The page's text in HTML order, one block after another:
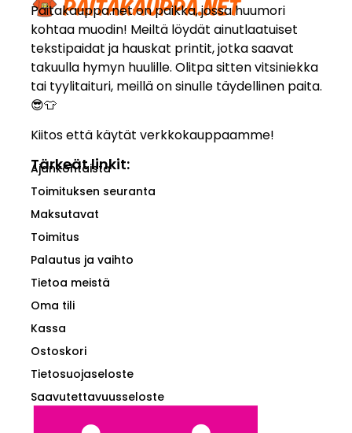
Paitakauppa.net on paikka, jossa huumori
kohtaa muodin! Meiltä löydät ainutlaatuiset
tekstipaidat ja hauskat printit, jotka saavat
takuulla hymyn huulille. Olitpa sitten vitsiniekka
tai tyylitaituri, meillä on sinulle täydellinen paita.
😎👕
Kiitos että käytät verkkokauppaamme!
Tärkeät linkit:
Ajankohtaista
Toimituksen seuranta
Maksutavat
Toimitus
Palautus ja vaihto
Tietoa meistä
Oma tili
Kassa
Ostoskori
Tietosuojaseloste
Saavutettavuusseloste